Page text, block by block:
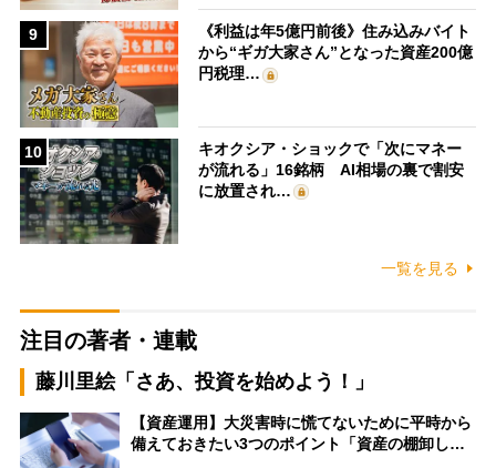
9
《利益は年5億円前後》住み込みバイト
から“ギガ大家さん”となった資産200億
円税理…
10
キオクシア・ショックで「次にマネー
が流れる」16銘柄 AI相場の裏で割安
に放置され…
一覧を見る
注目の著者・連載
藤川里絵「さあ、投資を始めよう！」
【資産運用】大災害時に慌てないために平時から
備えておきたい3つのポイント「資産の棚卸し…